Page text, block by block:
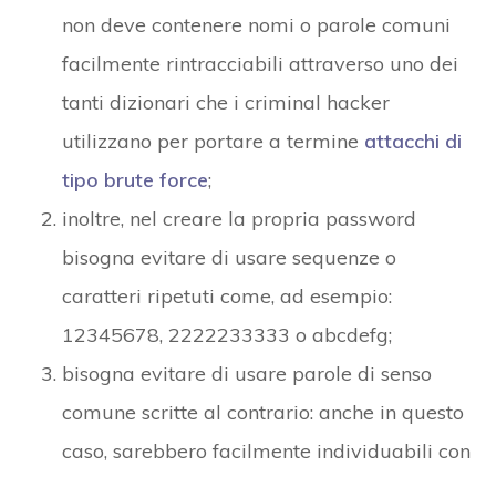
non deve contenere nomi o parole comuni
facilmente rintracciabili attraverso uno dei
tanti dizionari che i criminal hacker
utilizzano per portare a termine attacchi di
tipo brute force;
inoltre, nel creare la propria password
bisogna evitare di usare sequenze o
caratteri ripetuti come, ad esempio:
12345678, 2222233333 o abcdefg;
bisogna evitare di usare parole di senso
comune scritte al contrario: anche in questo
caso, sarebbero facilmente individuabili con